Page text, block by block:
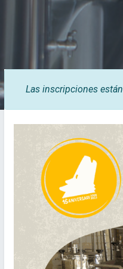
Las inscripciones están